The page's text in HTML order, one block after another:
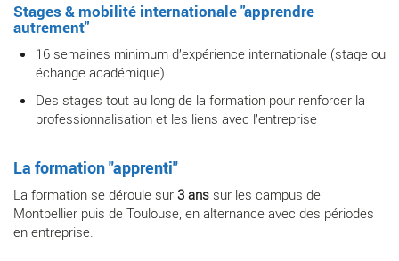
Stages & mobilité internationale "apprendre
autrement"
16 semaines minimum d’expérience internationale (stage ou
échange académique)
Des stages tout au long de la formation pour renforcer la
professionnalisation et les liens avec l’entreprise
La formation "apprenti"
La formation se déroule sur 3 ans sur les campus de
Montpellier puis de Toulouse, en alternance avec des périodes
en entreprise.